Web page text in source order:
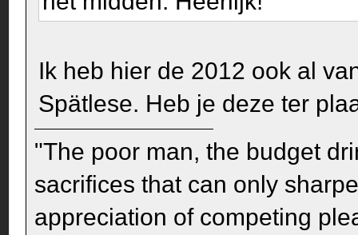
Ik heb hier de 2012 ook al
Spätlese. Heb je deze ter
"The poor man, the budget
sacrifices that can only
appreciation of competing